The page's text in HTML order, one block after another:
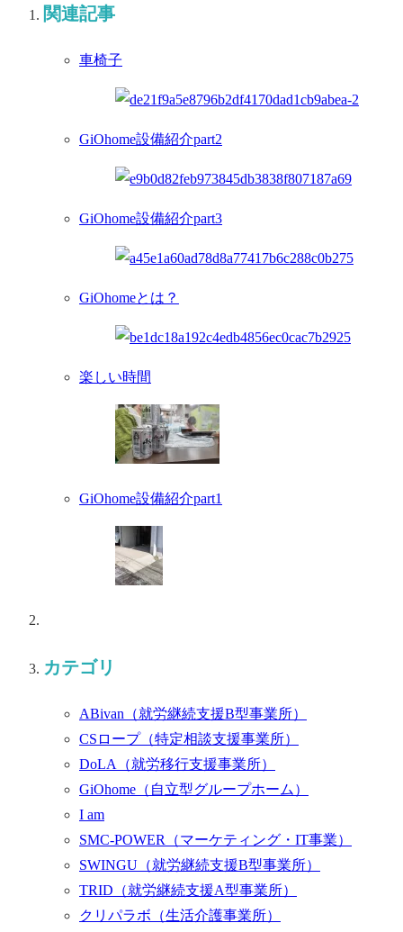
関連記事
車椅子
GiOhome設備紹介part2
GiOhome設備紹介part3
GiOhomeとは？
楽しい時間
GiOhome設備紹介part1
カテゴリ
ABivan （就労継続支援B型事業所）
CSロープ （特定相談支援事業所）
DoLA （就労移行支援事業所）
GiOhome （自立型グループホーム）
I am
SMC-POWER （マーケティング・IT事業）
SWINGU （就労継続支援B型事業所）
TRID （就労継続支援A型事業所）
クリパラボ （生活介護事業所）